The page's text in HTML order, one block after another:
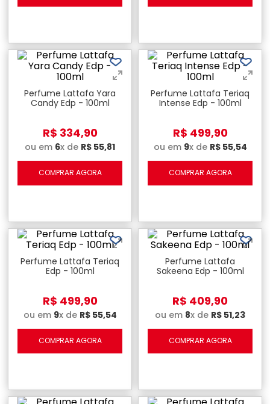
Perfume Lattafa Yara
Candy Edp - 100ml
R$ 334,90
ou em 6x de R$ 55,81
COMPRAR AGORA
Perfume Lattafa Teriaq
Intense Edp - 100ml
R$ 499,90
ou em 9x de R$ 55,54
COMPRAR AGORA
Perfume Lattafa Teriaq
Edp - 100ml
R$ 499,90
ou em 9x de R$ 55,54
COMPRAR AGORA
Perfume Lattafa
Sakeena Edp - 100ml
R$ 409,90
ou em 8x de R$ 51,23
COMPRAR AGORA